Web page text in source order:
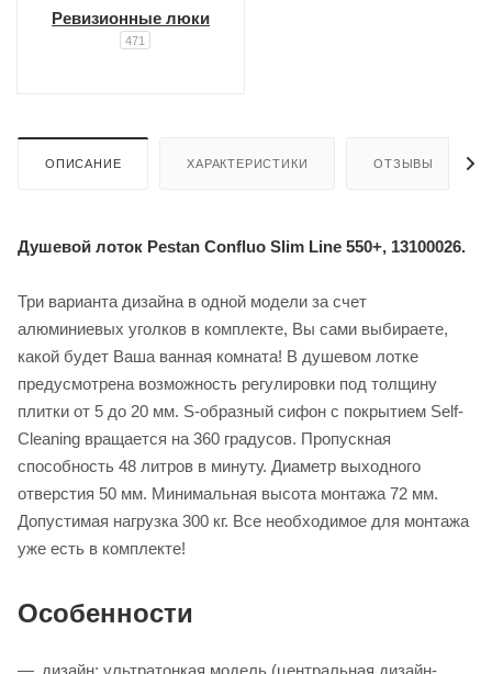
Ревизионные люки
471
ОПИСАНИЕ ХАРАКТЕРИСТИКИ ОТЗЫВЫ
Душевой лоток Pestan Confluo Slim Line 550+, 13100026.
Три варианта дизайна в одной модели за счет
алюминиевых уголков в комплекте, Вы сами выбираете,
какой будет Ваша ванная комната! В душевом лотке
предусмотрена возможность регулировки под толщину
плитки от 5 до 20 мм. S-образный сифон с покрытием Self-
Cleaning вращается на 360 градусов. Пропускная
способность 48 литров в минуту. Диаметр выходного
отверстия 50 мм. Минимальная высота монтажа 72 мм.
Допустимая нагрузка 300 кг. Все необходимое для монтажа
уже есть в комплекте!
Особенности
дизайн: ультратонкая модель (центральная дизайн-